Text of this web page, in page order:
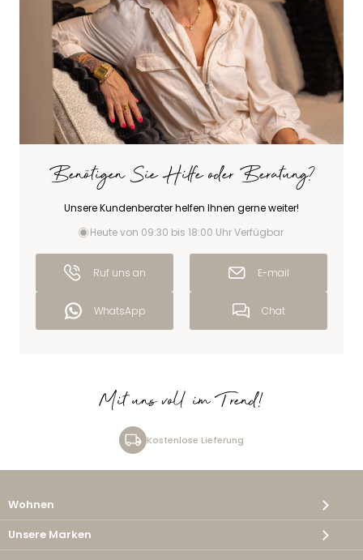
Benötigen Sie Hilfe oder Beratung?
Unsere Kundenberater helfen Ihnen gerne weiter!
Heute von 09:30 bis 18:00 Uhr Verfügbar
Ruf uns an E-mail
WhatsApp Chat
Mit uns voll im Trend!
Kostenlose Lieferung
Wohnen
Unsere Marken